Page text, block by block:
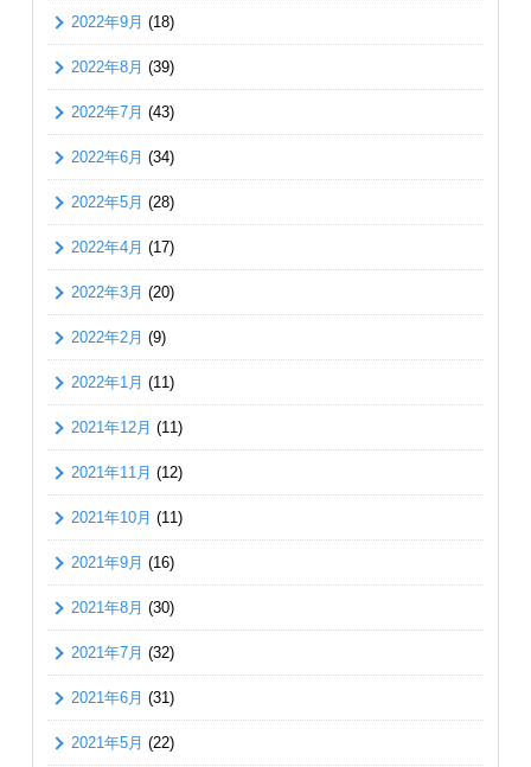
2022年9月 (18)
2022年8月 (39)
2022年7月 (43)
2022年6月 (34)
2022年5月 (28)
2022年4月 (17)
2022年3月 (20)
2022年2月 (9)
2022年1月 (11)
2021年12月 (11)
2021年11月 (12)
2021年10月 (11)
2021年9月 (16)
2021年8月 (30)
2021年7月 (32)
2021年6月 (31)
2021年5月 (22)